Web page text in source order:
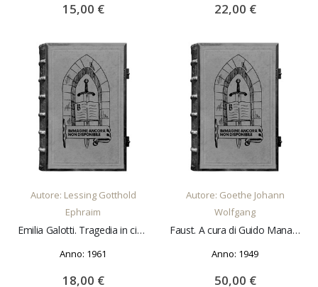
15,00 € 22,00 €
AGGIUNGI AL CARRELLO
Autore: Lessing Gotthold
Ephraim
Emilia Galotti. Tragedia in cinque atti. Introduzione e traduzione di Nello Sàito
Anno: 1961
18,00 €
AGGIUNGI AL CARRELLO
Autore: Goethe Johann
Wolfgang
Faust. A cura di Guido Manacorda
Anno: 1949
50,00 €